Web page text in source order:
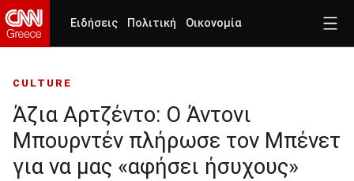
Ειδήσεις Πολιτική Οικονομία
CULTURE
Άζια Αρτζέντο: Ο Άντονι
Μπουρντέν πλήρωσε τον Μπένετ
για να μας «αφήσει ήσυχους»